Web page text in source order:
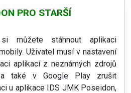
PRO STARŠÍ
můžete stáhnout aplikaci
Uživatel musí v nastavení
aplikací z neznámých zdrojů
také v Google Play zrušit
u aplikace IDS JMK Poseidon,